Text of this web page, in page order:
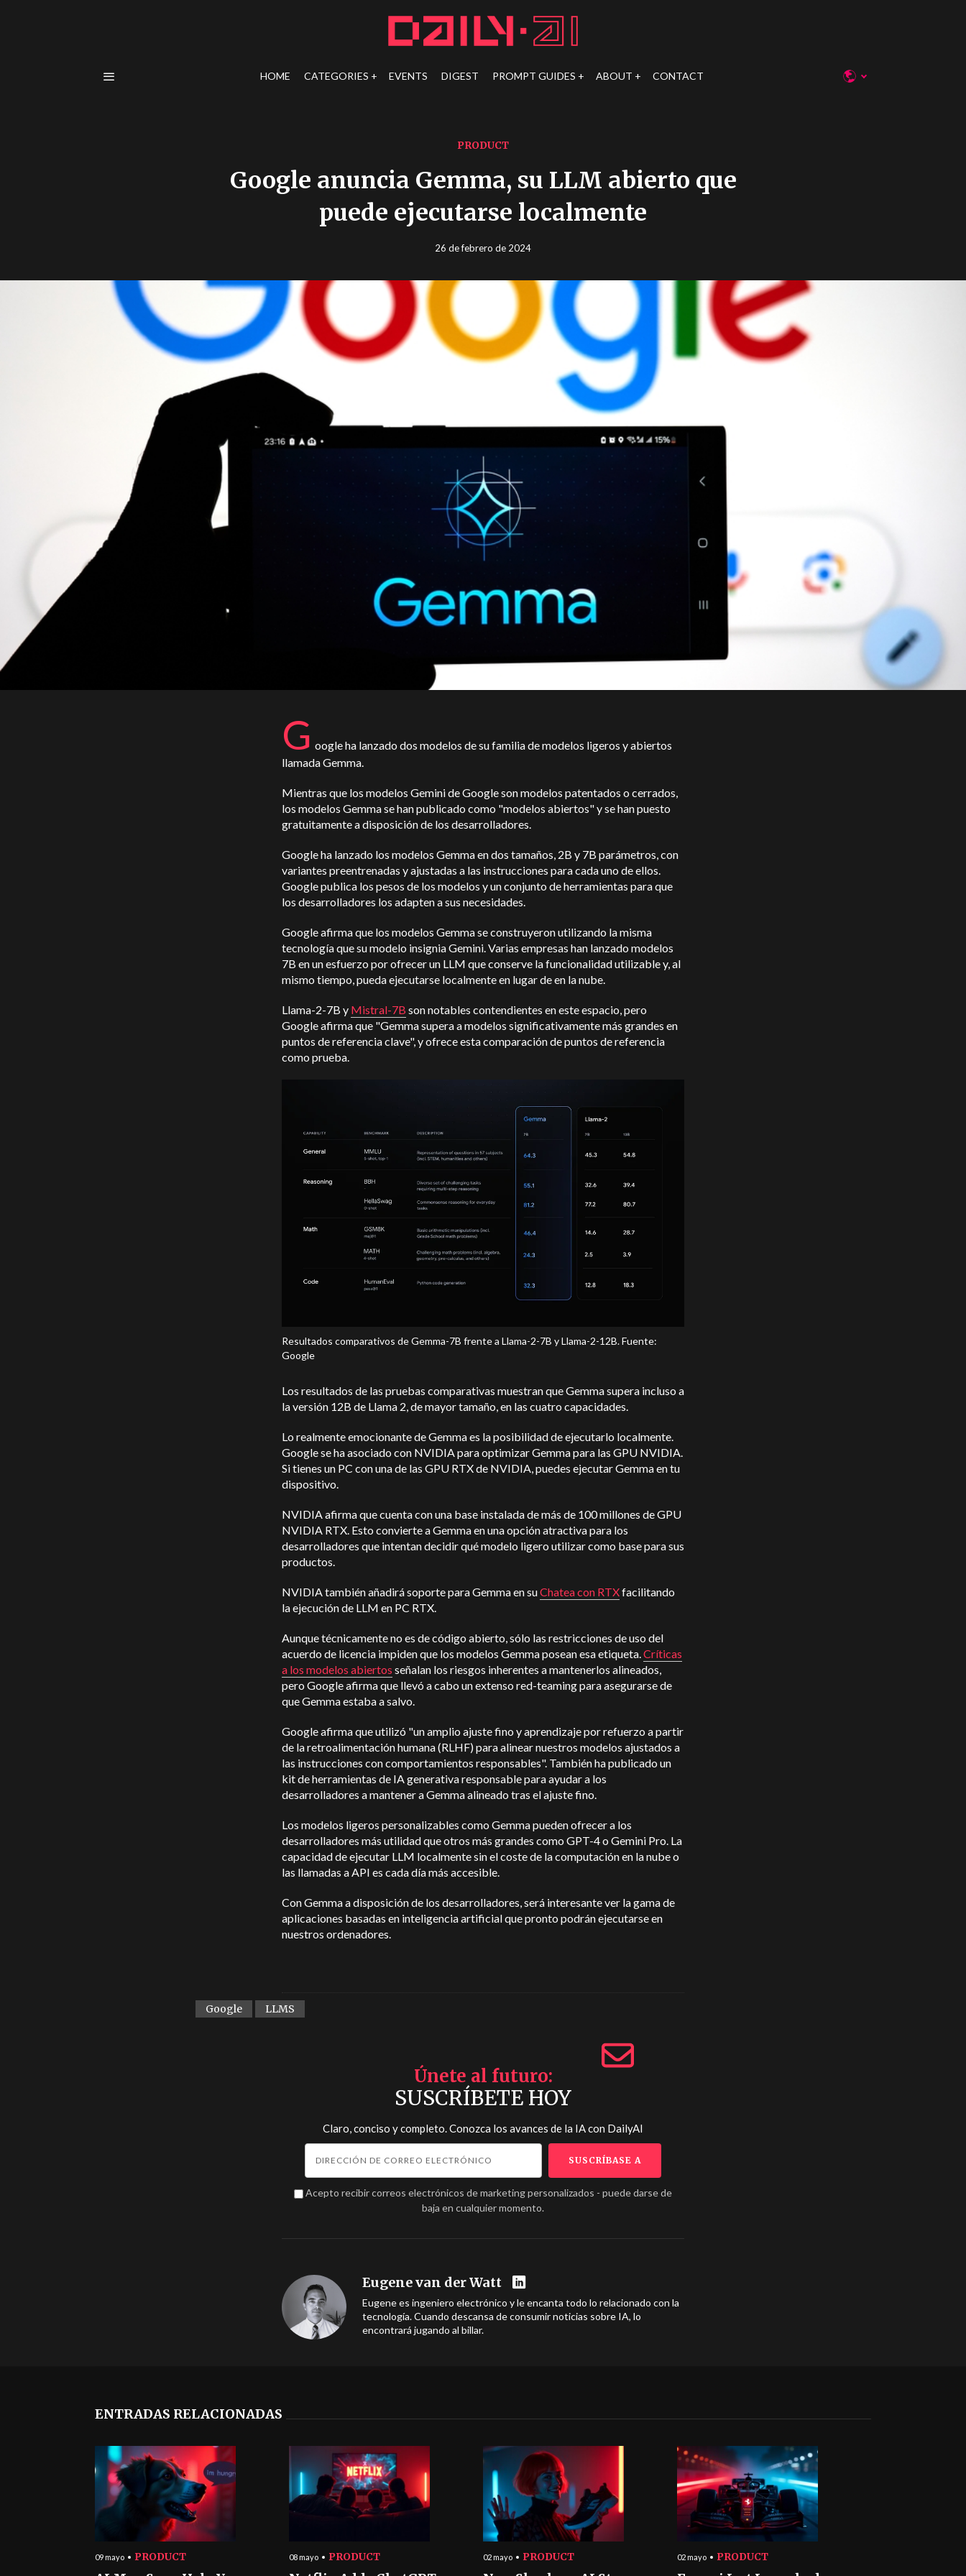
HOME CATEGORIES EVENTS DIGEST PROMPT GUIDES ABOUT CONTACT
PRODUCT
Google anuncia Gemma, su LLM abierto que
puede ejecutarse localmente
26 de febrero de 2024
G oogle ha lanzado dos modelos de su familia de modelos ligeros y abiertos
llamada Gemma.
Mientras que los modelos Gemini de Google son modelos patentados o cerrados,
los modelos Gemma se han publicado como "modelos abiertos" y se han puesto
gratuitamente a disposición de los desarrolladores.
Google ha lanzado los modelos Gemma en dos tamaños, 2B y 7B parámetros, con
variantes preentrenadas y ajustadas a las instrucciones para cada uno de ellos.
Google publica los pesos de los modelos y un conjunto de herramientas para que
los desarrolladores los adapten a sus necesidades.
Google afirma que los modelos Gemma se construyeron utilizando la misma
tecnología que su modelo insignia Gemini. Varias empresas han lanzado modelos
7B en un esfuerzo por ofrecer un LLM que conserve la funcionalidad utilizable y, al
mismo tiempo, pueda ejecutarse localmente en lugar de en la nube.
Llama-2-7B y Mistral-7B son notables contendientes en este espacio, pero
Google afirma que "Gemma supera a modelos significativamente más grandes en
puntos de referencia clave", y ofrece esta comparación de puntos de referencia
como prueba.
Resultados comparativos de Gemma-7B frente a Llama-2-7B y Llama-2-12B. Fuente:
Google
Los resultados de las pruebas comparativas muestran que Gemma supera incluso a
la versión 12B de Llama 2, de mayor tamaño, en las cuatro capacidades.
Lo realmente emocionante de Gemma es la posibilidad de ejecutarlo localmente.
Google se ha asociado con NVIDIA para optimizar Gemma para las GPU NVIDIA.
Si tienes un PC con una de las GPU RTX de NVIDIA, puedes ejecutar Gemma en tu
dispositivo.
NVIDIA afirma que cuenta con una base instalada de más de 100 millones de GPU
NVIDIA RTX. Esto convierte a Gemma en una opción atractiva para los
desarrolladores que intentan decidir qué modelo ligero utilizar como base para sus
productos.
NVIDIA también añadirá soporte para Gemma en suChatea con RTXfacilitando
la ejecución de LLM en PC RTX.
Aunque técnicamente no es de código abierto, sólo las restricciones de uso del
acuerdo de licencia impiden que los modelos Gemma posean esa etiqueta.Críticas
a los modelos abiertos señalan los riesgos inherentes a mantenerlos alineados,
pero Google afirma que llevó a cabo un extenso red-teaming para asegurarse de
que Gemma estaba a salvo.
Google afirma que utilizó "un amplio ajuste fino y aprendizaje por refuerzo a partir
de la retroalimentación humana (RLHF) para alinear nuestros modelos ajustados a
las instrucciones con comportamientos responsables". También ha publicado un
kit de herramientas de IA generativa responsable para ayudar a los
desarrolladores a mantener a Gemma alineado tras el ajuste fino.
Los modelos ligeros personalizables como Gemma pueden ofrecer a los
desarrolladores más utilidad que otros más grandes como GPT-4 o Gemini Pro. La
capacidad de ejecutar LLM localmente sin el coste de la computación en la nube o
las llamadas a API es cada día más accesible.
Con Gemma a disposición de los desarrolladores, será interesante ver la gama de
aplicaciones basadas en inteligencia artificial que pronto podrán ejecutarse en
nuestros ordenadores.
Google LLMS
Únete al futuro
SUSCRÍBETE HOY
Claro, conciso y completo. Conozca los avances de la IA con DailyAI
Acepto recibir correos electrónicos de marketing personalizados - puede darse de
baja en cualquier momento.
Eugene van der Watt
Eugene es ingeniero electrónico y le encanta todo lo relacionado con la
tecnología. Cuando descansa de consumir noticias sobre IA, lo
encontrará jugando al billar.
ENTRADAS RELACIONADAS
09 mayo PRODUCT 08 mayo PRODUCT 02 mayo PRODUCT 02 mayo PRODUCT